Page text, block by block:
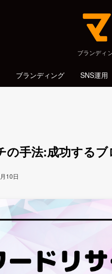
ブランディ
ブランディング SNS運用
の手法:成功する
10日